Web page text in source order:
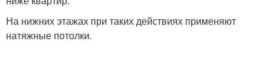
На нижних этажах при таких действиях применяют
натяжные потолки.